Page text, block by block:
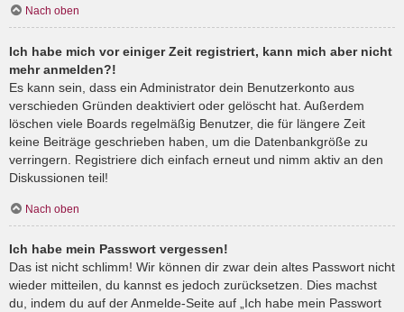
Nach oben
Ich habe mich vor einiger Zeit registriert, kann mich aber nicht
mehr anmelden?!
Es kann sein, dass ein Administrator dein Benutzerkonto aus
verschieden Gründen deaktiviert oder gelöscht hat. Außerdem
löschen viele Boards regelmäßig Benutzer, die für längere Zeit
keine Beiträge geschrieben haben, um die Datenbankgröße zu
verringern. Registriere dich einfach erneut und nimm aktiv an den
Diskussionen teil!
Nach oben
Ich habe mein Passwort vergessen!
Das ist nicht schlimm! Wir können dir zwar dein altes Passwort nicht
wieder mitteilen, du kannst es jedoch zurücksetzen. Dies machst
du, indem du auf der Anmelde-Seite auf „Ich habe mein Passwort